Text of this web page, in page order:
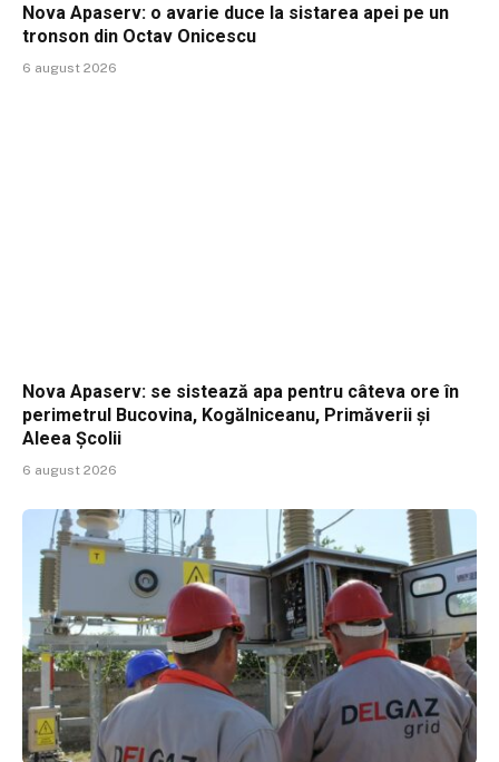
Nova Apaserv: o avarie duce la sistarea apei pe un
tronson din Octav Onicescu
6 august 2026
Nova Apaserv: se sistează apa pentru câteva ore în
perimetrul Bucovina, Kogălniceanu, Primăverii și
Aleea Școlii
6 august 2026